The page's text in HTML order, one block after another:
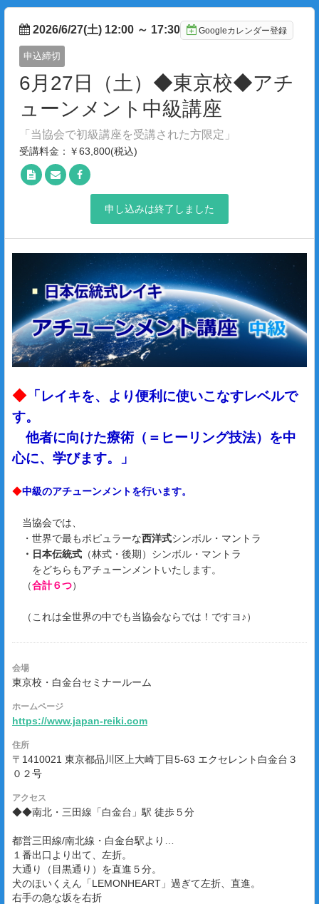
2026/6/27(土) 12:00 ～ 17:30 Googleカレンダー登録
申込締切
6月27日（土）◆東京校◆アチ
ューンメント中級講座
「当協会で初級講座を受講された方限定」
受講料金：￥63,800(税込)
申し込みは終了しました
◆ 「レイキを、より便利に使いこなすレベルで
す。
他者に向けた療術（＝ヒーリング技法）を中
心に、学びます。」
◆中級のアチューンメントを行います。
当協会では、
・世界で最もポピュラーな西洋式シンボル・マントラ
・日本伝統式 （林式・後期）シンボル・マントラ
をどちらもアチューンメントいたします。
（合計６つ）
（これは全世界の中でも当協会ならでは！ですヨ♪）
会場
東京校・白金台セミナールーム
ホームページ
https://www.japan-reiki.com
住所
〒1410021 東京都品川区上大崎丁目5-63 エクセレント白金台３
０２号
アクセス
◆◆南北・三田線「白金台」駅 徒歩５分
都営三田線/南北線・白金台駅より…
１番出口より出て、左折。
大通り（目黒通り）を直進５分。
犬のほいくえん「LEMONHEART」過ぎて左折、直進。
右手の急な坂を右折